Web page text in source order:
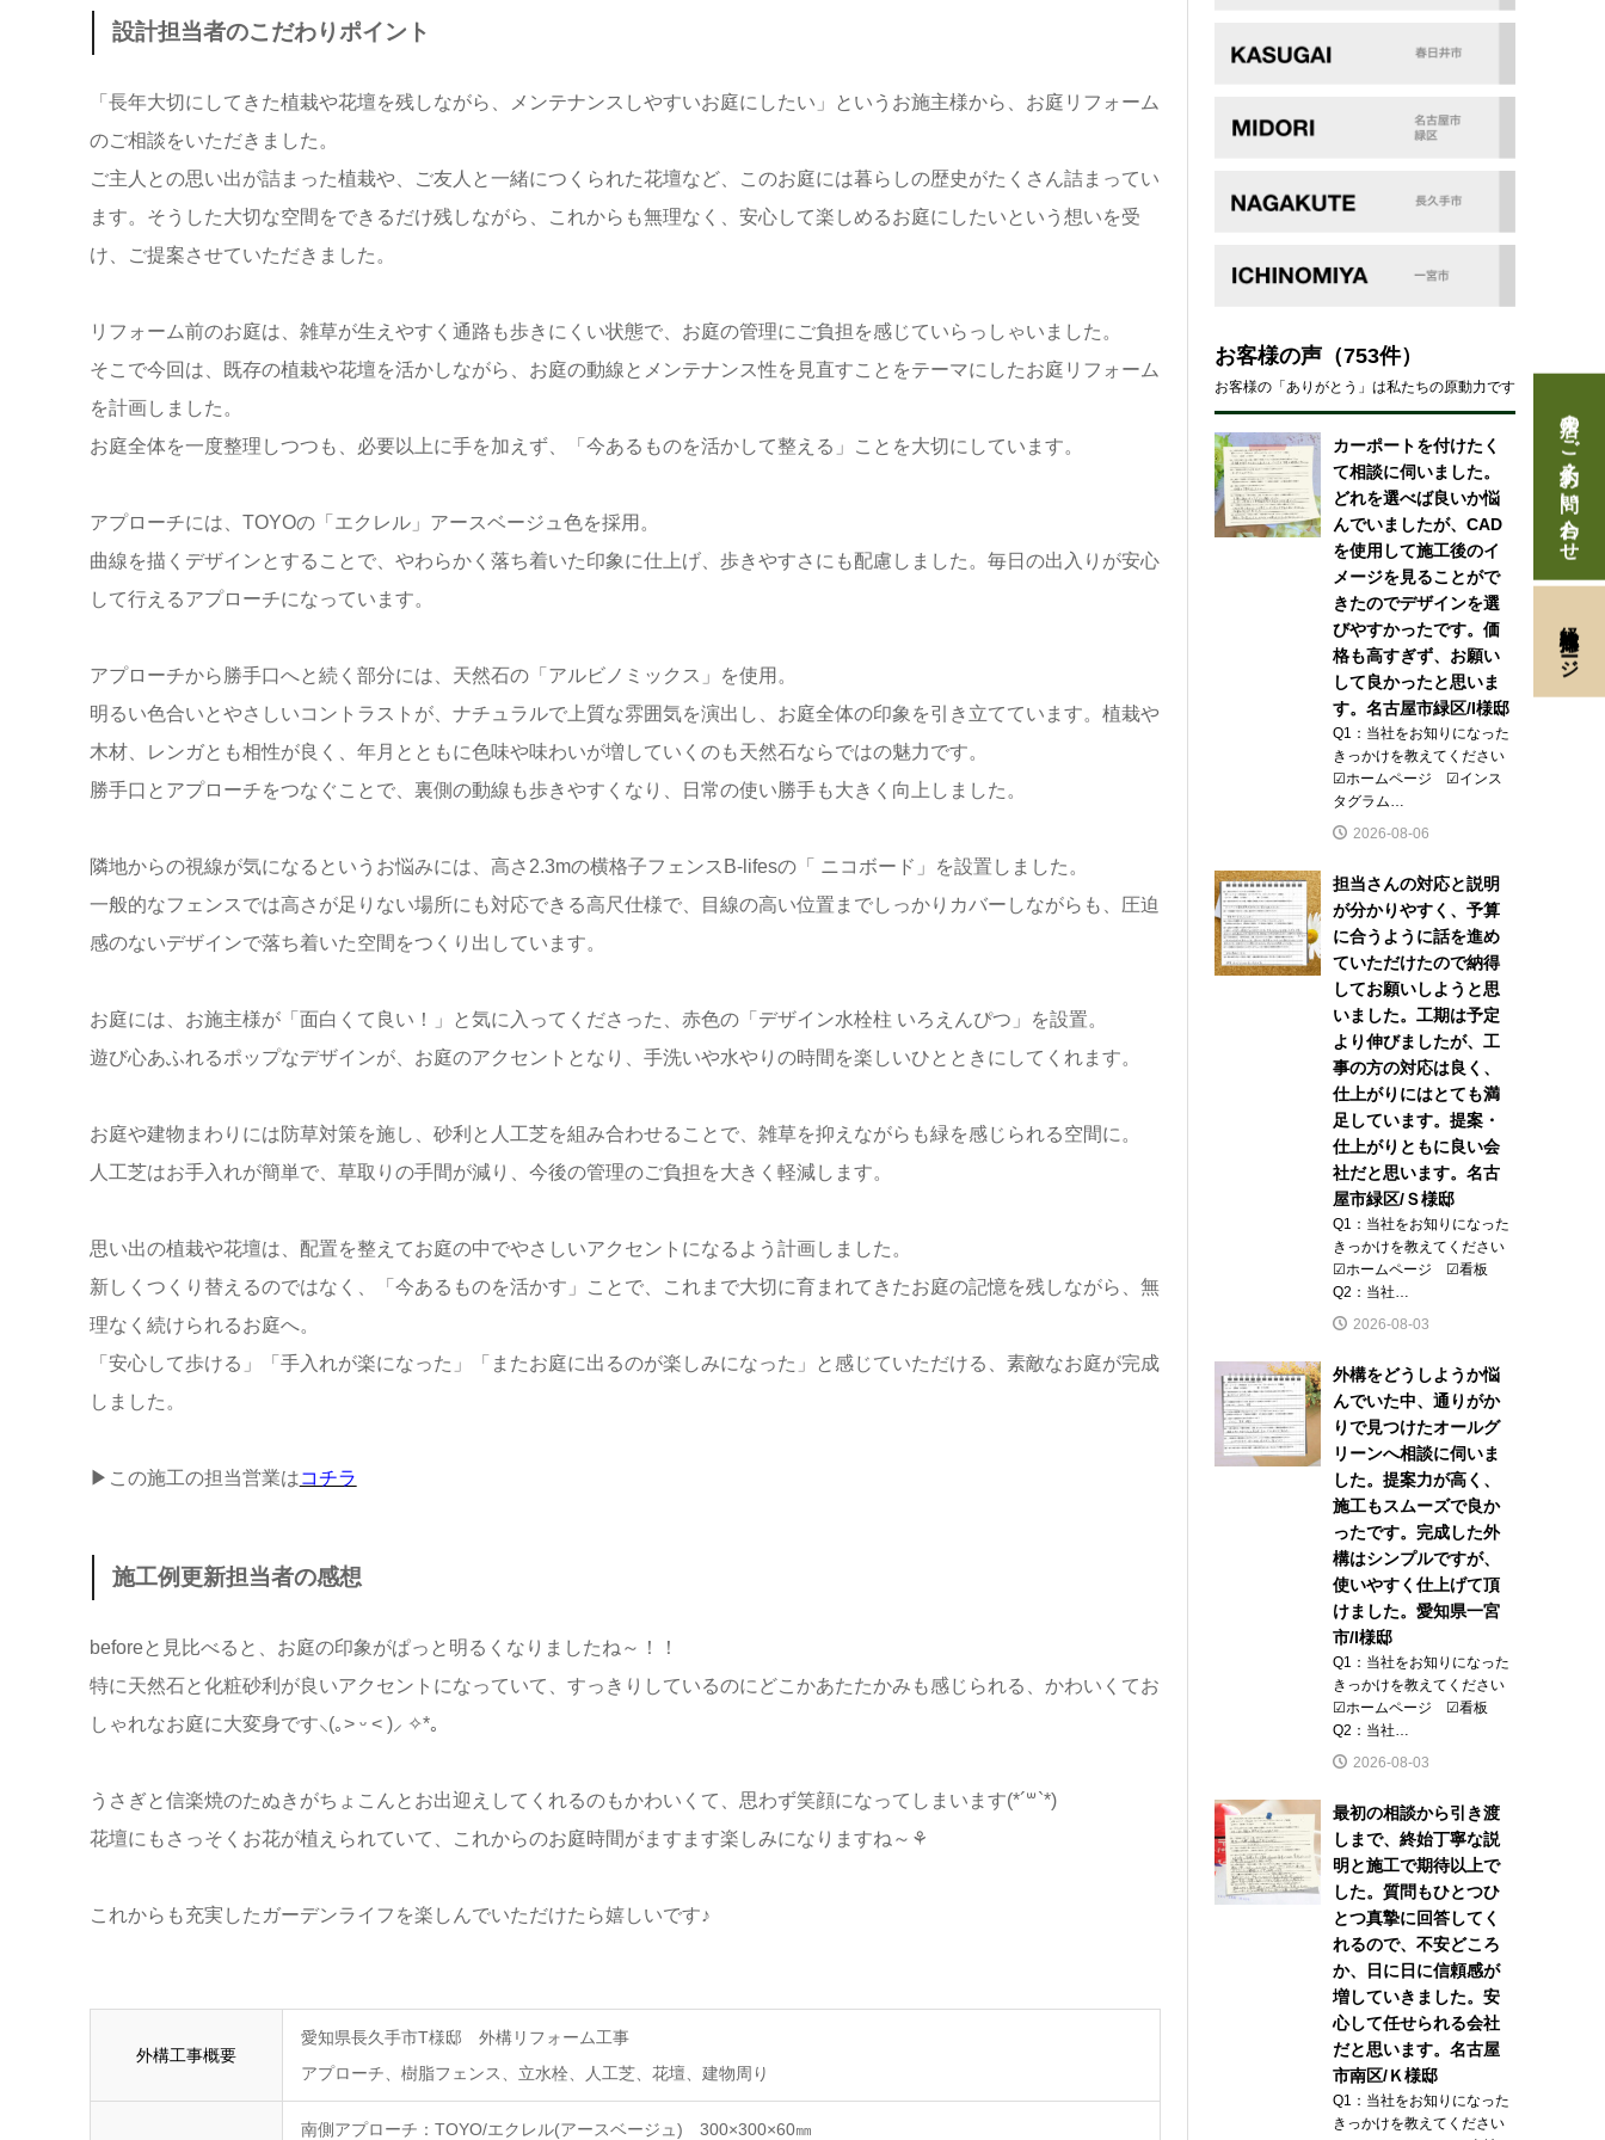
設計担当者のこだわりポイント
「長年大切にしてきた植栽や花壇を残しながら、メンテナンスしやすいお庭にしたい」というお施主様から、お庭リフォーム
のご相談をいただきました。
ご主人との思い出が詰まった植栽や、ご友人と一緒につくられた花壇など、このお庭には暮らしの歴史がたくさん詰まってい
ます。そうした大切な空間をできるだけ残しながら、これからも無理なく、安心して楽しめるお庭にしたいという想いを受
け、ご提案させていただきました。
リフォーム前のお庭は、雑草が生えやすく通路も歩きにくい状態で、お庭の管理にご負担を感じていらっしゃいました。
そこで今回は、既存の植栽や花壇を活かしながら、お庭の動線とメンテナンス性を見直すことをテーマにしたお庭リフォーム
を計画しました。
お庭全体を一度整理しつつも、必要以上に手を加えず、「今あるものを活かして整える」ことを大切にしています。
アプローチには、TOYOの「エクレル」アースベージュ色を採用。
曲線を描くデザインとすることで、やわらかく落ち着いた印象に仕上げ、歩きやすさにも配慮しました。毎日の出入りが安心
して行えるアプローチになっています。
アプローチから勝手口へと続く部分には、天然石の「アルビノミックス」を使用。
明るい色合いとやさしいコントラストが、ナチュラルで上質な雰囲気を演出し、お庭全体の印象を引き立てています。植栽や
木材、レンガとも相性が良く、年月とともに色味や味わいが増していくのも天然石ならではの魅力です。
勝手口とアプローチをつなぐことで、裏側の動線も歩きやすくなり、日常の使い勝手も大きく向上しました。
隣地からの視線が気になるというお悩みには、高さ2.3mの横格子フェンスB-lifesの「 ニコボード」を設置しました。
一般的なフェンスでは高さが足りない場所にも対応できる高尺仕様で、目線の高い位置までしっかりカバーしながらも、圧迫
感のないデザインで落ち着いた空間をつくり出しています。
お庭には、お施主様が「面白くて良い！」と気に入ってくださった、赤色の「デザイン水栓柱 いろえんぴつ」を設置。
遊び心あふれるポップなデザインが、お庭のアクセントとなり、手洗いや水やりの時間を楽しいひとときにしてくれます。
お庭や建物まわりには防草対策を施し、砂利と人工芝を組み合わせることで、雑草を抑えながらも緑を感じられる空間に。
人工芝はお手入れが簡単で、草取りの手間が減り、今後の管理のご負担を大きく軽減します。
思い出の植栽や花壇は、配置を整えてお庭の中でやさしいアクセントになるよう計画しました。
新しくつくり替えるのではなく、「今あるものを活かす」ことで、これまで大切に育まれてきたお庭の記憶を残しながら、無
理なく続けられるお庭へ。
「安心して歩ける」「手入れが楽になった」「またお庭に出るのが楽しみになった」と感じていただける、素敵なお庭が完成
しました。
▶この施工の担当営業はコチラ
施工例更新担当者の感想
beforeと見比べると、お庭の印象がぱっと明るくなりましたね～！！
特に天然石と化粧砂利が良いアクセントになっていて、すっきりしているのにどこかあたたかみも感じられる、かわいくてお
しゃれなお庭に大変身です⸜ (｡˃ ᵕ ˂)⸝ ✧*｡
うさぎと信楽焼のたぬきがちょこんとお出迎えしてくれるのもかわいくて、思わず笑顔になってしまいます(*´꒳`*)
花壇にもさっそくお花が植えられていて、これからのお庭時間がますます楽しみになりますね～⚘
これからも充実したガーデンライフを楽しんでいただけたら嬉しいです♪
外構工事概要
愛知県長久手市T様邸 外構リフォーム工事
アプローチ、樹脂フェンス、立水栓、人工芝、花壇、建物周り
南側アプローチ：TOYO/エクレル(アースベージュ) 300×300×60㎜
お客様の声 （753件）
お客様の「ありがとう」は私たちの原動力です
カーポートを付けたく
て相談に伺いました。
どれを選べば良いか悩
んでいましたが、CAD
を使用して施工後のイ
メージを見ることがで
きたのでデザインを選
びやすかったです。価
格も高すぎず、お願い
して良かったと思いま
す。名古屋市緑区/I様邸
Q1：当社をお知りになった
きっかけを教えてください
☑ホームページ ☑インス
タグラム…
2026-08-06
担当さんの対応と説明
が分かりやすく、予算
に合うように話を進め
ていただけたので納得
してお願いしようと思
いました。工期は予定
より伸びましたが、工
事の方の対応は良く、
仕上がりにはとても満
足しています。提案・
仕上がりともに良い会
社だと思います。名古
屋市緑区/Ｓ様邸
Q1：当社をお知りになった
きっかけを教えてください
☑ホームページ ☑看板
Q2：当社…
2026-08-03
外構をどうしようか悩
んでいた中、通りがか
りで見つけたオールグ
リーンへ相談に伺いま
した。提案力が高く、
施工もスムーズで良か
ったです。完成した外
構はシンプルですが、
使いやすく仕上げて頂
けました。愛知県一宮
市/I様邸
Q1：当社をお知りになった
きっかけを教えてください
☑ホームページ ☑看板
Q2：当社…
2026-08-03
最初の相談から引き渡
しまで、終始丁寧な説
明と施工で期待以上で
した。質問もひとつひ
とつ真摯に回答してく
れるので、不安どころ
か、日に日に信頼感が
増していきました。安
心して任せられる会社
だと思います。名古屋
市南区/Ｋ様邸
Q1：当社をお知りになった
きっかけを教えてください
来店のご予約・お問い合わせ
経験者採用ページ